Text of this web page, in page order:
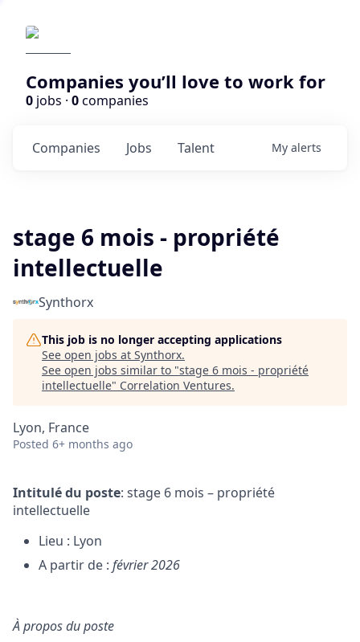
Companies you’ll love to work for
0 jobs · 0companies
Jobs
Companies Talent My alerts
stage 6 mois - propriété
intellectuelle
Synthorx
This job is no longer accepting applications
See open jobs at Synthorx.
See open jobs similar to "stage 6 mois - propriété
intellectuelle" Correlation Ventures.
Lyon, France
Posted 6+ months ago
Intitulé du poste: stage 6 mois – propriété
intellectuelle
Lieu : Lyon
A partir de : février 2026
À propos du poste